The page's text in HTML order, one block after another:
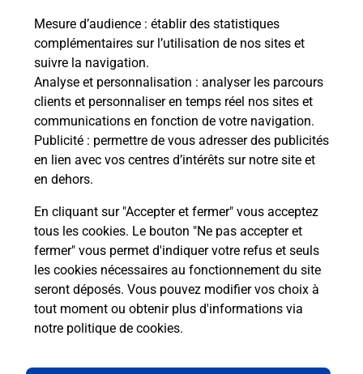
Mesure d’audience : établir des statistiques
complémentaires sur l’utilisation de nos sites et
suivre la navigation.
Analyse et personnalisation : analyser les parcours
clients et personnaliser en temps réel nos sites et
communications en fonction de votre navigation.
Publicité : permettre de vous adresser des publicités
en lien avec vos centres d’intérêts sur notre site et
en dehors.
En cliquant sur "Accepter et fermer" vous acceptez
tous les cookies. Le bouton "Ne pas accepter et
fermer" vous permet d'indiquer votre refus et seuls
les cookies nécessaires au fonctionnement du site
seront déposés. Vous pouvez modifier vos choix à
tout moment ou obtenir plus d'informations via
notre politique de cookies.
Questions fréquemment posées
Quel réseau utilise La Poste Mobile ?
Est-ce que je peux garder mon
numéro de mobile gratuitement ?
Est-ce que je peux bénéficier de la 5G
avec La Poste Mobile ?
Est-ce que je peux utiliser mon forfait
à l’étranger avec La Poste Mobile ?